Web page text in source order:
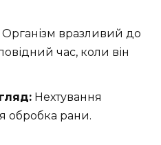
Організм вразливий до
час, коли він
Нехтування
обробка рани.